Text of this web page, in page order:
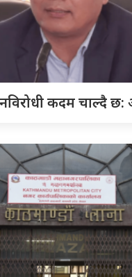
कदम चाल्दै छ: